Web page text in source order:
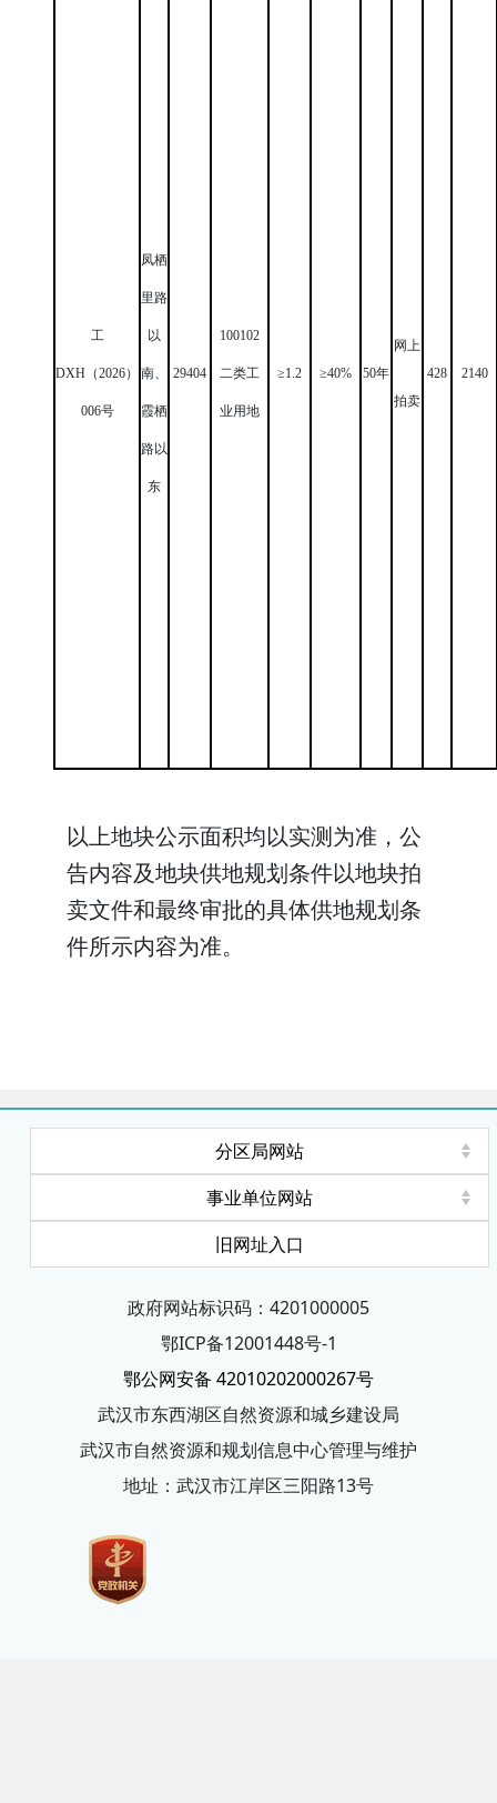
工
DXH （2026）
006号
凤栖
里路
以
南、
霞栖
路以
东
29404
100102
二类工
业用地
≥1.2 ≥40% 50年
网上
拍卖
428 2140
以上地块公示面积均以实测为准，公
告内容及地块供地规划条件以地块拍
卖文件和最终审批的具体供地规划条
件所示内容为准。
分区局网站
事业单位网站
旧网址入口
政府网站标识码：4201000005
鄂ICP备12001448号-1
鄂公网安备 42010202000267号
武汉市东西湖区自然资源和城乡建设局
武汉市自然资源和规划信息中心管理与维护
地址：武汉市江岸区三阳路13号